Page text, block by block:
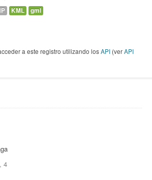
KML gml
a este registro utilizando losAPI (verAPI
4